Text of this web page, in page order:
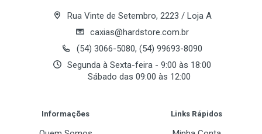
- 2 Conectores PCI Express
- 1 Conector ATX20/24
- 2 Conectores de 4 pinos (pequeno)
- 1 Conector ATX12V (8 e 4 pinos)
- 6 Conectores de 4 pinos
Rua Vinte de Setembro, 2223 / Loja A
caxias@hardstore.com.br
(54) 3066-5080, (54) 99693-8090
Segunda à Sexta-feira - 9:00 às 18:00
Sábado das 09:00 às 12:00
Informações Links Rápidos